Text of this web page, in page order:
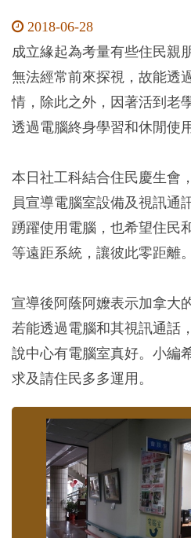
2018-06-28
成立緣起為考量有些住民親
無法經常前來探視，故能透
情，除此之外，因著活到老
透過電腦終身學習和休閒使
本日社工科結合住民慶生會
員宣導電腦室設備及視訊通
踴躍使用電腦，也希望住民
等遠距系統，讓彼此零距離。
宣導後阿蔭阿嬤表示加拿大
若能透過電腦和其視訊通話
說中心有電腦室真好。小編
求及請住民多多運用。